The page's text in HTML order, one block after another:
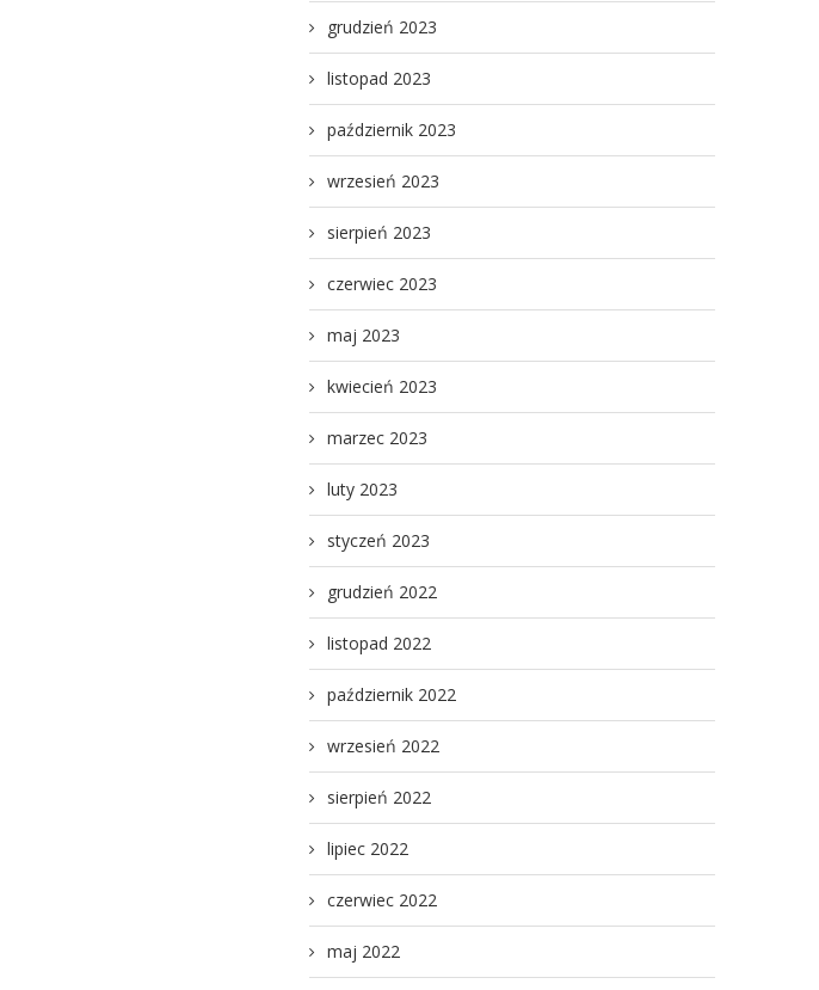
grudzień 2023
listopad 2023
październik 2023
wrzesień 2023
sierpień 2023
czerwiec 2023
maj 2023
kwiecień 2023
marzec 2023
luty 2023
styczeń 2023
grudzień 2022
listopad 2022
październik 2022
wrzesień 2022
sierpień 2022
lipiec 2022
czerwiec 2022
maj 2022